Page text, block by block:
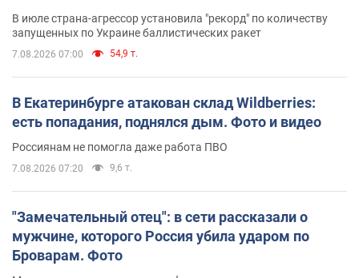
В июле страна-агрессор установила "рекорд" по количеству
запущенных по Украине баллистических ракет
7.08.2026 07:00 54,9 т.
В Екатеринбурге атакован склад Wildberries:
есть попадания, поднялся дым. Фото и видео
Россиянам не помогла даже работа ПВО
7.08.2026 07:20 9,6 т.
"Замечательный отец": в сети рассказали о
мужчине, которого Россия убила ударом по
Броварам. Фото